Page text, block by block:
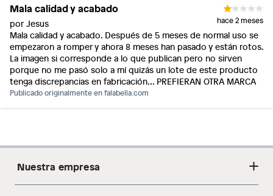
Mala calidad y acabado
por Jesus hace 2 meses
Mala calidad y acabado. Después de 5 meses de normal uso se
empezaron a romper y ahora 8 meses han pasado y están rotos.
La imagen si corresponde a lo que publican pero no sirven
porque no me pasó solo a mí quizás un lote de este producto
tenga discrepancias en fabricación… PREFIERAN OTRA MARCA
Publicado originalmente enfalabella.com
Nuestra empresa